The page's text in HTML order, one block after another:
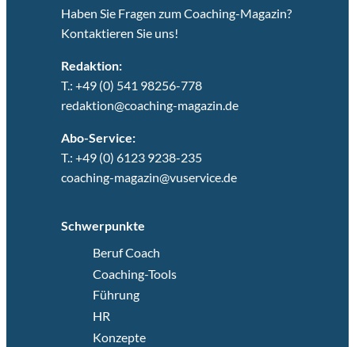
Haben Sie Fragen zum Coaching-Magazin?
Kontaktieren Sie uns!
Redaktion:
T.: +49 (0) 541 98256-778
redaktion@coaching-magazin.de
Abo-Service:
T.: +49 (0) 6123 9238-235
coaching-magazin@vuservice.de
Schwerpunkte
Beruf Coach
Coaching-Tools
Führung
HR
Konzepte